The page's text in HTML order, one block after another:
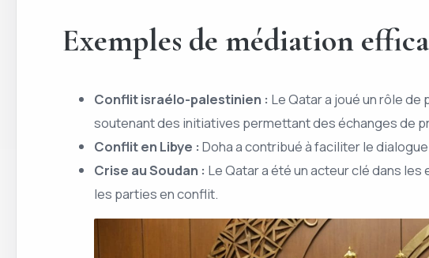
Exemples de médiation
Conflit israélo-palestinien : Le Qatar a joué un rôle
soutenant des initiatives permettant des échanges de
Conflit en Libye : Doha a contribué à faciliter le
Crise au Soudan : Le Qatar a été un acteur clé dans
les parties en conflit.